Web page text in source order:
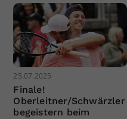
25.07.2025
Finale!
Oberleitner/Schwärzler
begeistern beim